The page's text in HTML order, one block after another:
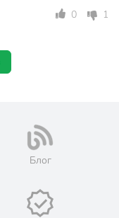
0
1
Блог